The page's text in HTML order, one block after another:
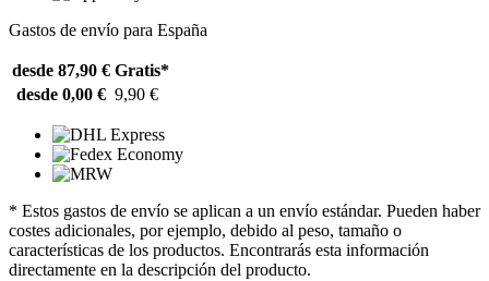
Gastos de envío para España
desde 87,90 € Gratis*
desde 0,00 € 9,90 €
* Estos gastos de envío se aplican a un envío estándar. Pueden haber
costes adicionales, por ejemplo, debido al peso, tamaño o
características de los productos. Encontrarás esta información
directamente en la descripción del producto.